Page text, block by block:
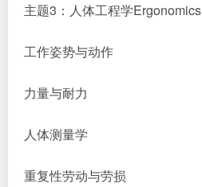
主题3：人体工程学Ergonomics
工作姿势与动作
力量与耐力
人体测量学
重复性劳动与劳损